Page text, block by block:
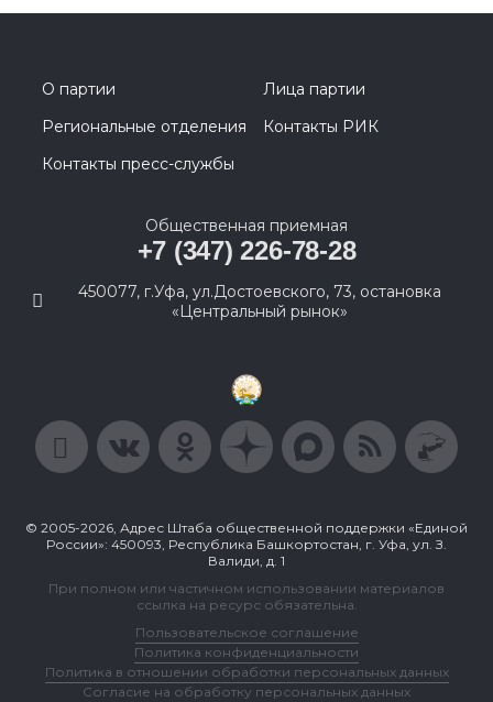
О партии
Лица партии
Региональные отделения
Контакты РИК
Контакты пресс-службы
Общественная приемная
+7 (347) 226-78-28
450077, г.Уфа, ул.Достоевского, 73, остановка
«Центральный рынок»
© 2005-2026, Адрес Штаба общественной поддержки «Единой
России»: 450093, Республика Башкортостан, г. Уфа, ул. З.
Валиди, д. 1
При полном или частичном использовании материалов
ссылка на ресурс обязательна.
Пользовательское соглашение
Политика конфиденциальности
Политика в отношении обработки персональных данных
Согласие на обработку персональных данных